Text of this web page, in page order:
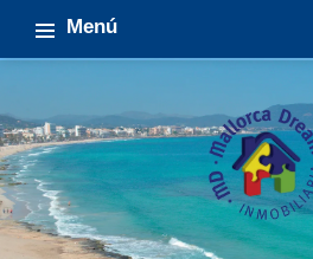
Menú